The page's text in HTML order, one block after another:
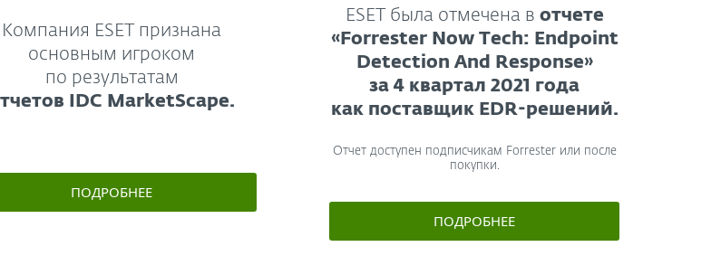
Компания ESET признана
основным игроком
по результатам
IDC MarketScape.
ПОДРОБНЕЕ
ESET была отмечена в отчете
«Forrester Now Tech: Endpoint
Detection And Response»
за 4 квартал 2021 года
как поставщик EDR-решений.
Отчет доступен подписчикам Forrester или после
покупки.
ПОДРОБНЕЕ